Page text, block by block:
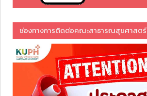
ช่องทางการติดต่อคณะสาธารณสุขศาสตร์